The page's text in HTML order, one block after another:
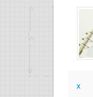
x